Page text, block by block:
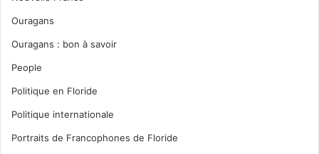
Ouragans
Ouragans : bon à savoir
People
Politique en Floride
Politique internationale
Portraits de Francophones de Floride